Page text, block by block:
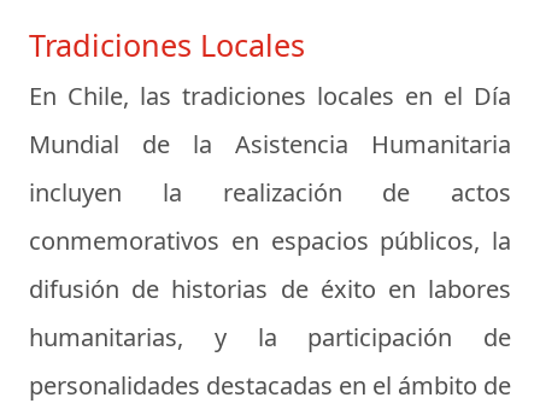
Tradiciones Locales
En Chile, las tradiciones locales en el Día
Mundial de la Asistencia Humanitaria
incluyen la realización de actos
conmemorativos en espacios públicos, la
difusión de historias de éxito en labores
humanitarias, y la participación de
personalidades destacadas en el ámbito de